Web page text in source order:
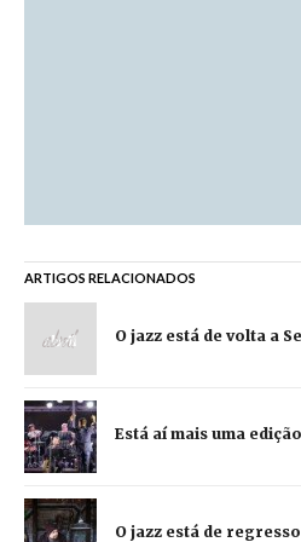
ARTIGOS RELACIONADOS
O jazz está de volta a
Está aí mais uma
O jazz está de regresso